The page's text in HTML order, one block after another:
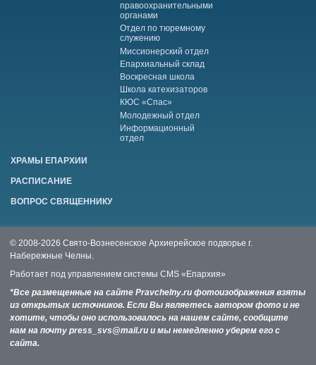
правоохранительными
органами
Отдел по тюремному
служению
Миссионерский отдел
Епархиальный склад
Воскресная школа
Школа катехизаторов
КЮС «Спас»
Молодежный отдел
Информационный
отдел
ХРАМЫ ЕПАРХИИ
РАСПИСАНИЕ
ВОПРОС СВЯЩЕННИКУ
© 2008-2026 Свято-Вознесенское Архиерейское подворье г.
Набережные Челны.
Работает под управлением системы CMS «Епархия»
*Все размещенные на сайте Pravchelny.ru фотоизображения взяты
из открытых источников. Если Вы являетесь автором фото и не
хотите, чтобы оно использовалось на нашем сайте, сообщите
нам на почту press_svs@mail.ru и мы немедленно уберем его с
сайта.